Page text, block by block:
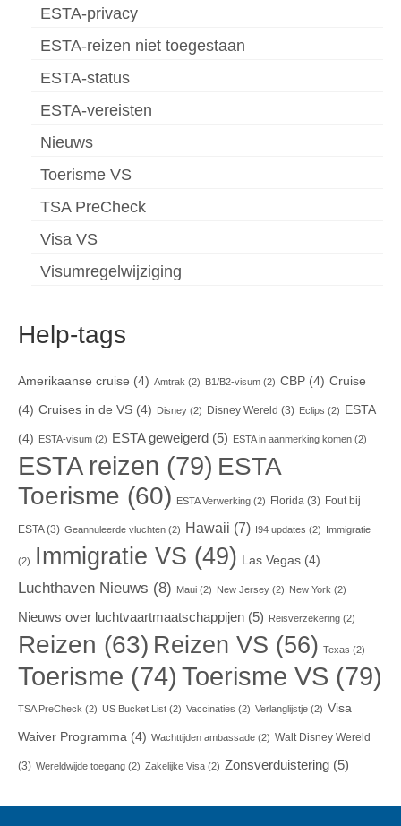
ESTA-privacy
ESTA-reizen niet toegestaan
ESTA-status
ESTA-vereisten
Nieuws
Toerisme VS
TSA PreCheck
Visa VS
Visumregelwijziging
Help-tags
Amerikaanse cruise (4) Amtrak (2) B1/B2-visum (2) CBP (4) Cruise
(4) Cruises in de VS (4) Disney (2) Disney Wereld (3) Eclips (2) ESTA
(4) ESTA-visum (2) ESTA geweigerd (5) ESTA in aanmerking komen (2)
ESTA reizen (79) ESTA
Toerisme (60) ESTA Verwerking (2) Florida (3) Fout bij
ESTA(3) Geannuleerde vluchten (2) Hawaii (7) I94 updates (2) Immigratie
(2) Immigratie VS (49) Las Vegas (4)
Luchthaven Nieuws (8) Maui (2) New Jersey (2) New York (2)
Nieuws over luchtvaartmaatschappijen (5) Reisverzekering (2)
Reizen (63) Reizen VS (56) Texas (2)
Toerisme (74) Toerisme VS (79)
TSA PreCheck (2) US Bucket List (2) Vaccinaties (2) Verlanglijstje (2) Visa
Waiver Programma (4) Wachttijden ambassade (2) Walt Disney Wereld
(3) Wereldwijde toegang (2) Zakelijke Visa (2) Zonsverduistering (5)